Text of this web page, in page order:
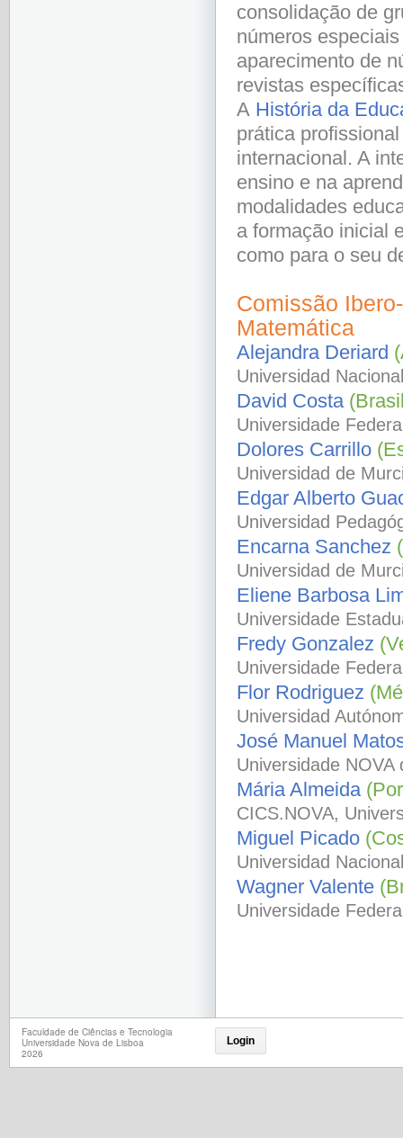
consolidação de
números
aparecimento de
revistas
A História da
prática
internacional. A
ensino e na
modalidades
a formação inicial
como para o seu
Comissão
Matemática
Alejandra Deriard
Universidad
David Costa
Universidade
Dolores Carrillo
Universidad de
Edgar Alberto
Universidad
Encarna Sanchez
Universidad de
Eliene Barbosa
Universidade
Fredy Gonzalez
Universidade
Flor Rodriguez
Universidad
José Manuel
Universidade
Mária Almeida
CICS.NOVA,
Miguel Picado
Universidad
Wagner Valente
Universidade
Faculdade de Ciências e Tecnologia
Universidade Nova de Lisboa
2026
Login